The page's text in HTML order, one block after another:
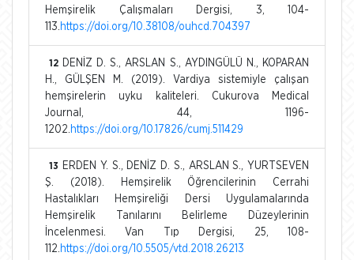
Hemşirelik Çalışmaları Dergisi, 3, 104-
113. https://doi.org/10.38108/ouhcd.704397
12
DENİZ D. S., ARSLAN S., AYDINGÜLÜ N., KOPARAN
H., GÜLŞEN M. (2019). Vardiya sistemiyle çalışan
hemşirelerin uyku kaliteleri. Cukurova Medical
Journal, 44, 1196-
1202. https://doi.org/10.17826/cumj.511429
13
ERDEN Y. S., DENİZ D. S., ARSLAN S., YURTSEVEN
Ş. (2018). Hemşirelik Öğrencilerinin Cerrahi
Hastalıkları Hemşireliği Dersi Uygulamalarında
Hemşirelik Tanılarını Belirleme Düzeylerinin
İncelenmesi. Van Tıp Dergisi, 25, 108-
112. https://doi.org/10.5505/vtd.2018.26213